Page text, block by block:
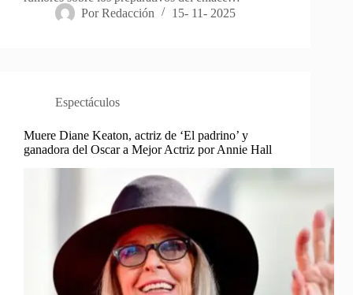
Por Redacción 15- 11- 2025
Espectáculos
Muere Diane Keaton, actriz de ‘El padrino’ y
ganadora del Oscar a Mejor Actriz por Annie Hall